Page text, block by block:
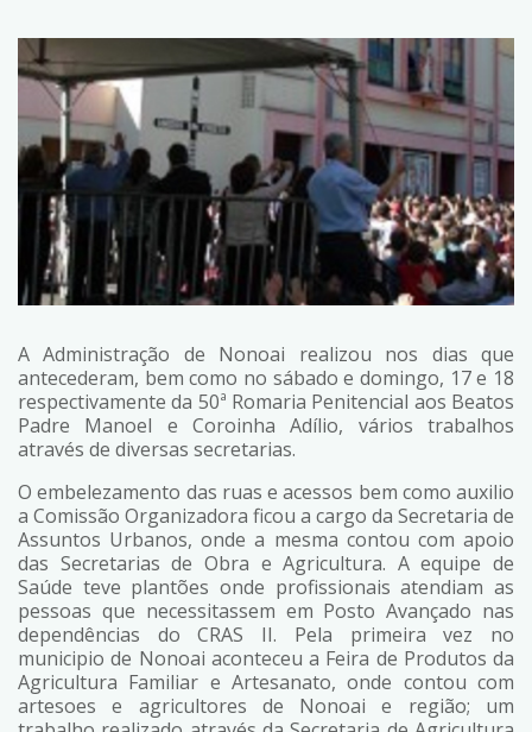
A Administração de Nonoai realizou nos dias que
antecederam, bem como no sábado e domingo, 17 e 18
respectivamente da 50ª Romaria Penitencial aos Beatos
Padre Manoel e Coroinha Adílio, vários trabalhos
através de diversas secretarias.
O embelezamento das ruas e acessos bem como auxilio
a Comissão Organizadora ficou a cargo da Secretaria de
Assuntos Urbanos, onde a mesma contou com apoio
das Secretarias de Obra e Agricultura. A equipe de
Saúde teve plantões onde profissionais atendiam as
pessoas que necessitassem em Posto Avançado nas
dependências do CRAS II. Pela primeira vez no
municipio de Nonoai aconteceu a Feira de Produtos da
Agricultura Familiar e Artesanato, onde contou com
artesoes e agricultores de Nonoai e região; um